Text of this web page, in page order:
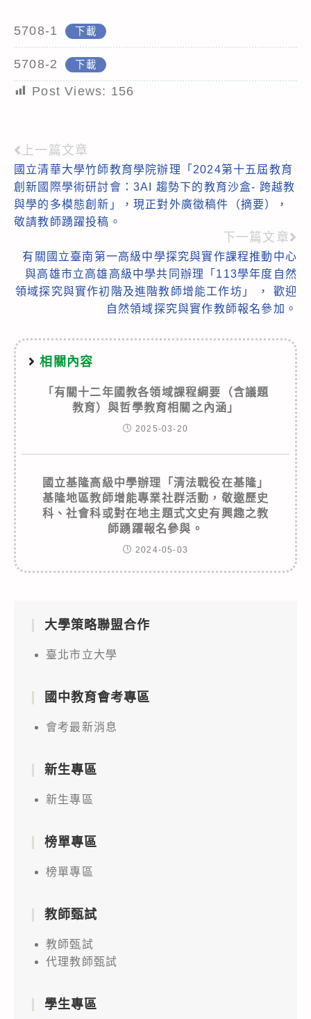
5708-1 下載
5708-2 下載
Post Views: 156
Read
more
articles
上一篇文章
國立清華大學竹師教育學院辦理「2024第十五屆教育
創新國際學術研討會：3AI 趨勢下的教育沙盒- 跨越教
與學的多模態創新」，現正對外廣徵稿件（摘要），
敬請教師踴躍投稿。
下一篇文章
有關國立臺南第一高級中學探究與實作課程推動中心
與高雄市立高雄高級中學共同辦理「113學年度自然
領域探究與實作初階及進階教師增能工作坊」 ， 歡迎
自然領域探究與實作教師報名參加。
相關內容
「有關十二年國教各領域課程綱要（含議題
教育）與哲學教育相關之內涵」
2025-03-20
國立基隆高級中學辦理「清法戰役在基隆」
基隆地區教師增能專業社群活動，敬邀歷史
科、社會科或對在地主題式文史有興趣之教
師踴躍報名參與。
2024-05-03
大學策略聯盟合作
臺北市立大學
國中教育會考專區
會考最新消息
新生專區
新生專區
榜單專區
榜單專區
教師甄試
教師甄試
代理教師甄試
學生專區